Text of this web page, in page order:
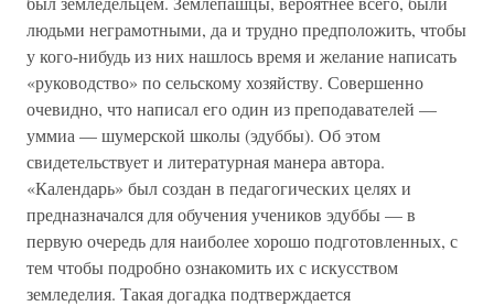
людьми неграмотными, да и трудно предположить, чтобы
у кого-нибудь из них нашлось время и желание написать
«руководство» по сельскому хозяйству. Совершенно
очевидно, что написал его один из преподавателей —
уммиа — шумерской школы (эдуббы). Об этом
свидетельствует и литературная манера автора.
«Календарь» был создан в педагогических целях и
предназначался для обучения учеников эдуббы — в
первую очередь для наиболее хорошо подготовленных, с
тем чтобы подробно ознакомить их с искусством
земледелия. Такая догадка подтверждается